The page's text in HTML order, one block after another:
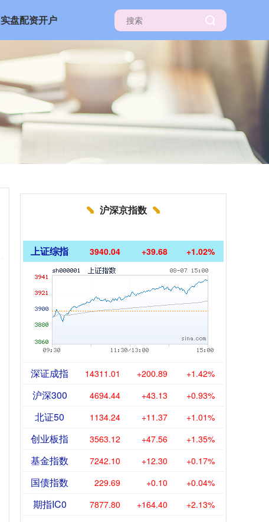
实盘配资开户
沪深京指数
上证综指 3940.04 +39.68 +1.02%
深证成指 14311.01 +200.89 +1.42%
沪深300 4694.44 +43.13 +0.93%
北证50 1134.24 +11.37 +1.01%
创业板指 3563.12 +47.56 +1.35%
基金指数 7242.10 +12.30 +0.17%
国债指数 229.69 +0.10 +0.04%
期指IC0 7877.80 +164.40 +2.13%